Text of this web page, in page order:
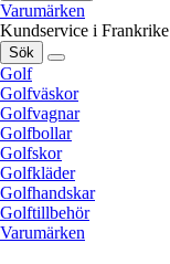
Varumärken
Kundservice i Frankrike
Sök
Golf
Golfväskor
Golfvagnar
Golfbollar
Golfskor
Golfkläder
Golfhandskar
Golftillbehör
Varumärken